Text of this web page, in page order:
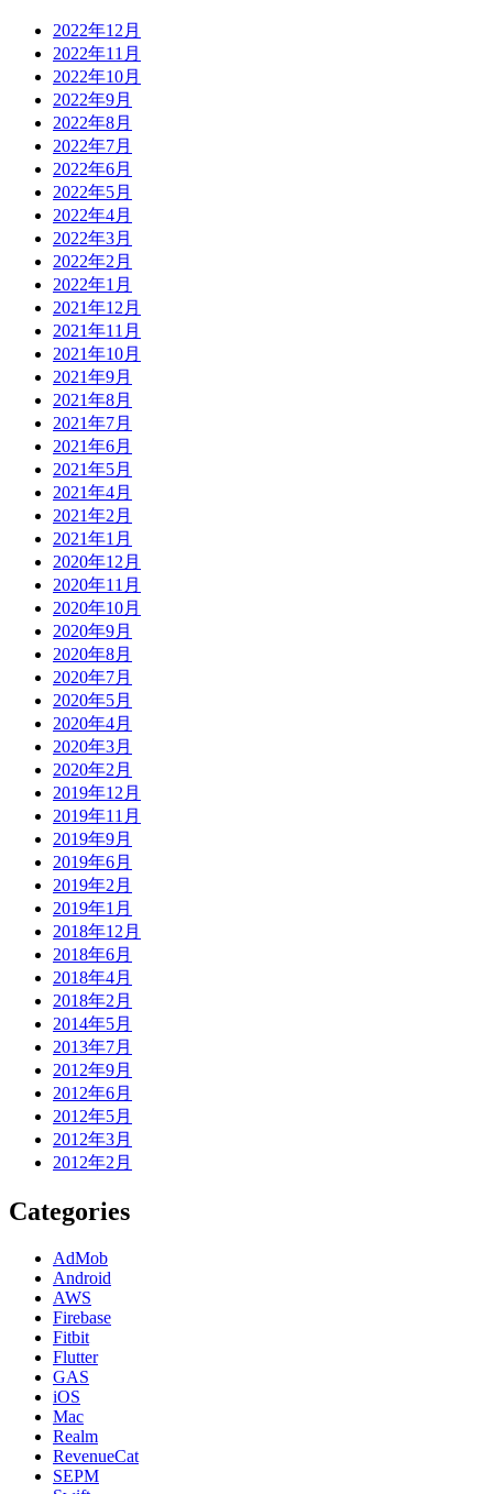
2022年12月
2022年11月
2022年10月
2022年9月
2022年8月
2022年7月
2022年6月
2022年5月
2022年4月
2022年3月
2022年2月
2022年1月
2021年12月
2021年11月
2021年10月
2021年9月
2021年8月
2021年7月
2021年6月
2021年5月
2021年4月
2021年2月
2021年1月
2020年12月
2020年11月
2020年10月
2020年9月
2020年8月
2020年7月
2020年5月
2020年4月
2020年3月
2020年2月
2019年12月
2019年11月
2019年9月
2019年6月
2019年2月
2019年1月
2018年12月
2018年6月
2018年4月
2018年2月
2014年5月
2013年7月
2012年9月
2012年6月
2012年5月
2012年3月
2012年2月
Categories
AdMob
Android
AWS
Firebase
Fitbit
Flutter
GAS
iOS
Mac
Realm
RevenueCat
SEPM